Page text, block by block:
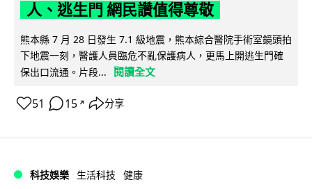
人、逃生門 網民讚值得尊敬
熊本縣 7 月 28 日發生 7.1 級地震，熊本綜合醫院手術室鏡頭拍
下地震一刻，醫護人員臨危不亂保護病人，更馬上開逃生門確
保出口流通。片段...
閱讀全文
51 15 ↗ 分享
科技娛樂 生活科技 健康